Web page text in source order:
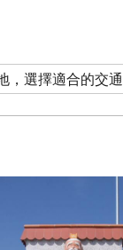
，選擇適合的交